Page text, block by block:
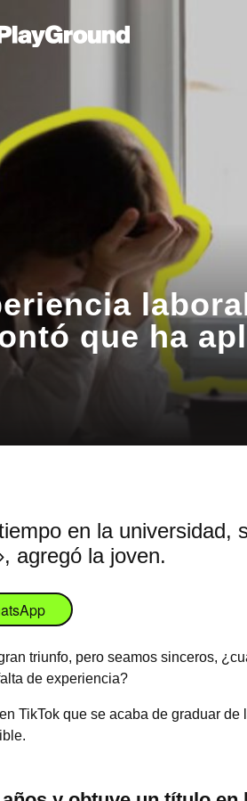
que ha
en la universidad,
agregó la joven.
triunfo, pero seamos sinceros,
de experiencia?
TikTok que se acaba de graduar